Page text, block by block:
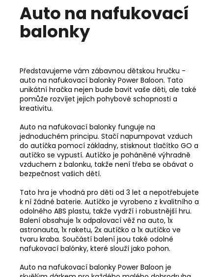
Auto na nafukovací
balonky
Představujeme vám zábavnou dětskou hručku -
auto na nafukovací balonky Power Baloon. Tato
unikátní hračka nejen bude bavit vaše děti, ale také
pomůže rozvíjet jejich pohybové schopnosti a
kreativitu.
Auto na nafukovací balonky funguje na
jednoduchém principu. Stačí napumpovat vzduch
do autíčka pomocí základny, stisknout tlačítko GO a
autíčko se vypustí. Autíčko je poháněné výhradně
vzduchem z balonku, takže není třeba se obávat o
bezpečnost vašich dětí.
Tato hra je vhodná pro děti od 3 let a nepotřebujete
k ní žádné baterie. Autíčko je vyrobeno z kvalitního a
odolného ABS plastu, takže vydrží i robustnější hru.
Balení obsahuje 1x odpalovací věž na auto, 1x
astronauta, 1x raketu, 2x autíčko a 1x autíčko ve
tvaru kraba. Součástí balení jsou také odolné
nafukovací balónky, které slouží jako pohon.
Auto na nafukovací balonky Power Baloon je